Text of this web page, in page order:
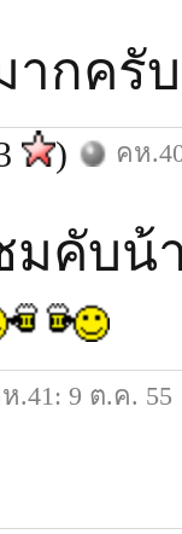
ากครับ
) คห
มคับน้
.41: 9 ต.ค. 55